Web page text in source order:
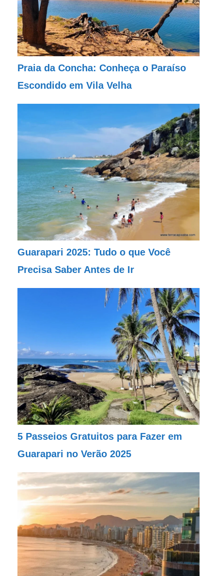
Praia da Concha: Conheça o Paraíso
Escondido em Vila Velha
Guarapari 2025: Tudo o que Você
Precisa Saber Antes de Ir
5 Passeios Gratuitos para Fazer em
Guarapari no Verão 2025